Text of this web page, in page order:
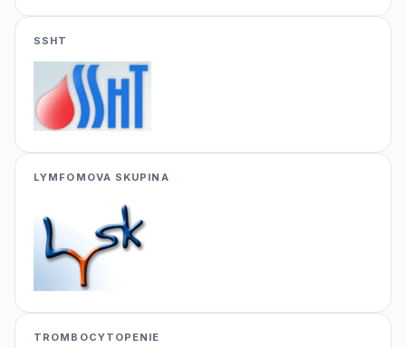
SSHT
LYMFOMOVA SKUPINA
TROMBOCYTOPENIE